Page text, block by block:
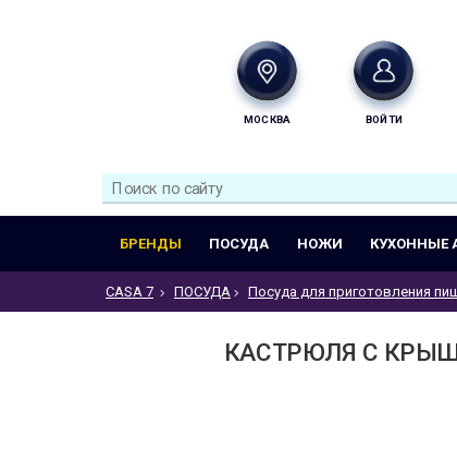
МОСКВА ВОЙТИ
БРЕНДЫ ПОСУДА НОЖИ КУХОННЫЕ
CASA 7 ПОСУДА Посуда для приготовления
КАСТРЮЛЯ С